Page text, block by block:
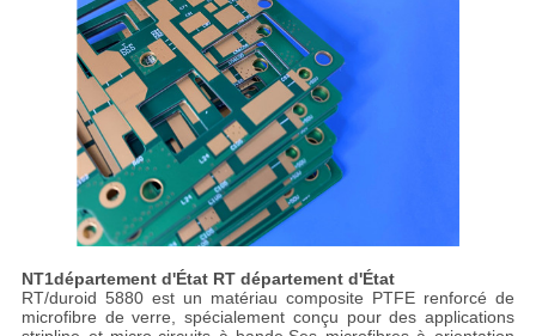
NT1département d'État RT département d'État
RT/duroid 5880 est un matériau composite PTFE renforcé de
microfibre de verre, spécialement conçu pour des applications